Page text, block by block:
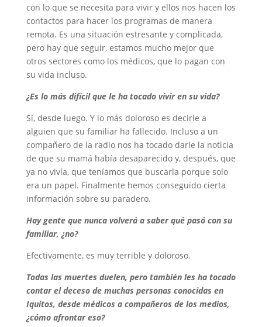
con lo que se necesita para vivir y ellos nos hacen los
contactos para hacer los programas de manera
remota. Es una situación estresante y complicada,
pero hay que seguir, estamos mucho mejor que
otros sectores como los médicos, que lo pagan con
su vida incluso.
¿Es lo más difícil que le ha tocado vivir en su vida?
Sí, desde luego. Y lo más doloroso es decirle a
alguien que su familiar ha fallecido. Incluso a un
compañero de la radio nos ha tocado darle la noticia
de que su mamá había desaparecido y, después, que
ya no vivía, que teníamos que buscarla porque solo
era un papel. Finalmente hemos conseguido cierta
información sobre su paradero.
Hay gente que nunca volverá a saber qué pasó con su
familiar, ¿no?
Efectivamente, es muy terrible y doloroso.
Todas las muertes duelen, pero también les ha tocado
contar el deceso de muchas personas conocidas en
Iquitos, desde médicos a compañeros de los medios,
¿cómo afrontar eso?